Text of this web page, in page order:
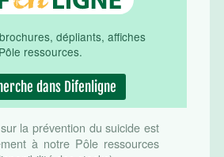
dépliants, affiches
ressources.
dans Difenligne
la prévention du suicide est
à notre Pôle ressources